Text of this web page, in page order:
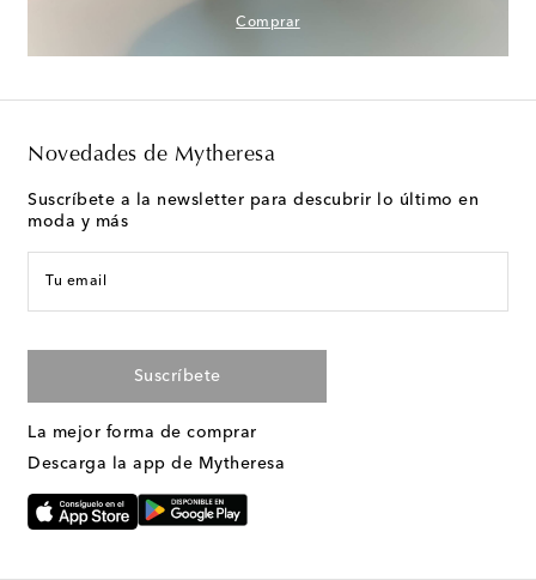
Comprar
Novedades de Mytheresa
Suscríbete a la newsletter para descubrir lo último en
moda y más
Tu email
Suscríbete
La mejor forma de comprar
Descarga la app de Mytheresa